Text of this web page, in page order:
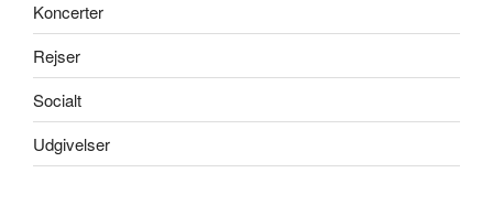
Koncerter
Rejser
Socialt
Udgivelser